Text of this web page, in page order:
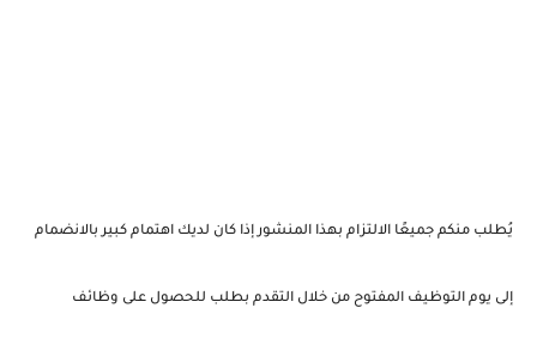
يُطلب منكم جميعًا الالتزام بهذا المنشور إذا كان لديك اهتمام كبير بالانضمام
إلى يوم التوظيف المفتوح من خلال التقدم بطلب للحصول على وظائف